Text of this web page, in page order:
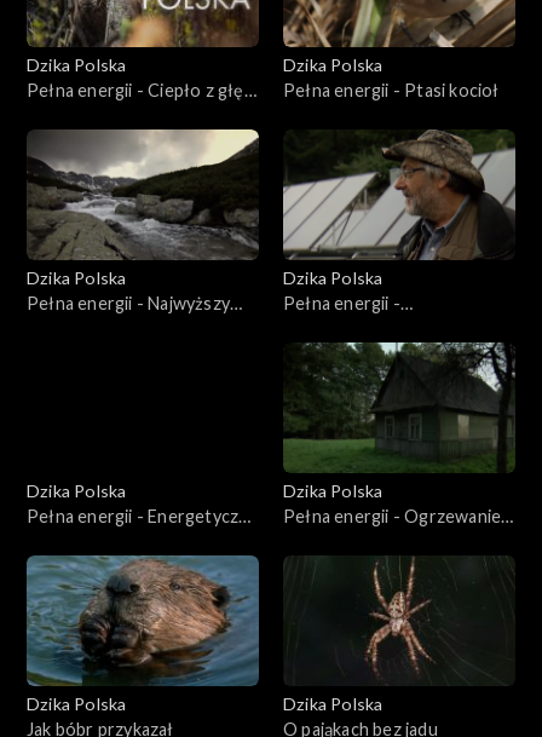
Dzika Polska
Pełna energii - Ciepło z głębi
Dzika Polska
Pełna energii - Ptasi kocioł
Dzika Polska
Pełna energii - Najwyższy
Dzika Polska
Pełna energii -
Dzika Polska
Pełna energii - Energetyczne
Dzika Polska
Pełna energii - Ogrzewanie
Dzika Polska
Jak bóbr przykazał
Dzika Polska
O pająkach bez jadu